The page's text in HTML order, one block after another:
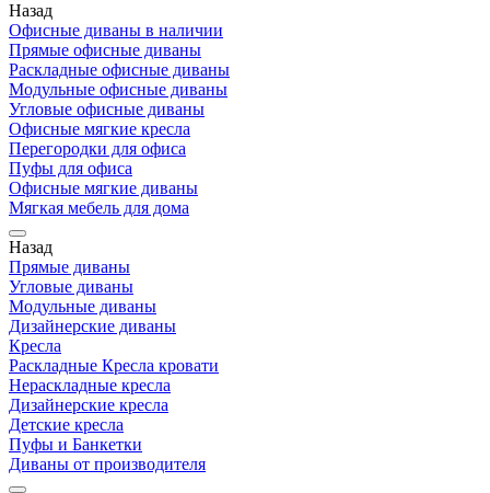
Назад
Офисные диваны в наличии
Прямые офисные диваны
Раскладные офисные диваны
Модульные офисные диваны
Угловые офисные диваны
Офисные мягкие кресла
Перегородки для офиса
Пуфы для офиса
Офисные мягкие диваны
Мягкая мебель для дома
Назад
Прямые диваны
Угловые диваны
Модульные диваны
Дизайнерские диваны
Кресла
Раскладные Кресла кровати
Нераскладные кресла
Дизайнерские кресла
Детские кресла
Пуфы и Банкетки
Диваны от производителя